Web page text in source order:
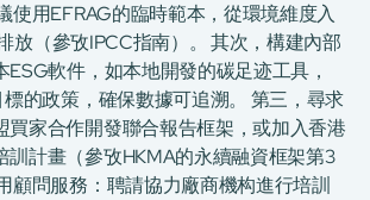
使用EFRAG的臨時範本，從環境維度入
放（參攷IPCC指南）。 其次，構建內部
ESG軟件，如本地開發的碳足迹工具，
標的政策，確保數據可追溯。 第三，尋求
買家合作開發聯合報告框架，或加入香港
訓計畫（參攷HKMA的永續融資框架第3
顧問服務：聘請協力廠商機构進行培訓